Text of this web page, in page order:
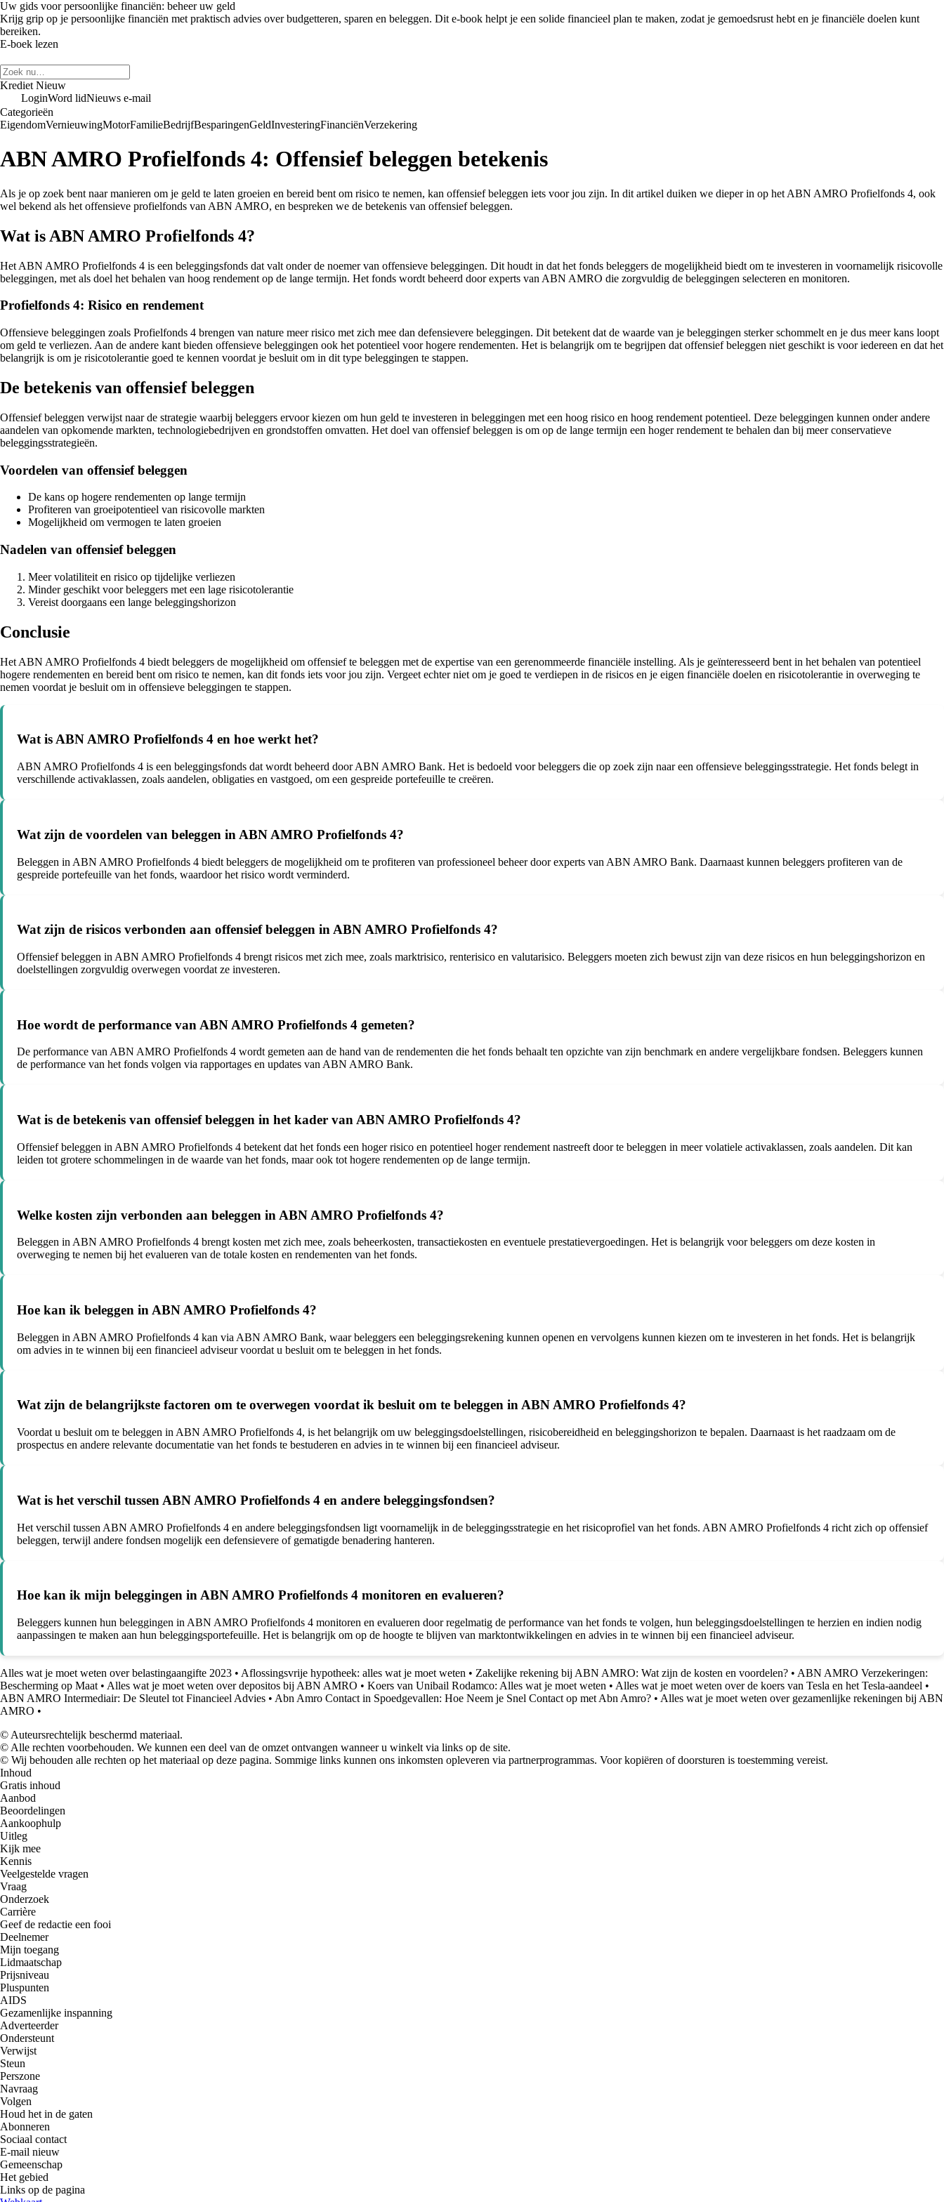
Uw gids voor persoonlijke financiën: beheer uw geld
Krijg grip op je persoonlijke financiën met praktisch advies over budgetteren, sparen en beleggen. Dit e-book helpt je een solide financieel plan te maken, zodat je gemoedsrust hebt en je financiële doelen kunt
bereiken.
E-boek lezen
Krediet Nieuw
LoginWord lidNieuws e-mail
Categorieën
EigendomVernieuwingMotorFamilieBedrijfBesparingenGeldInvesteringFinanciënVerzekering
ABN AMRO Profielfonds 4: Offensief beleggen betekenis
Als je op zoek bent naar manieren om je geld te laten groeien en bereid bent om risico te nemen, kan offensief beleggen iets voor jou zijn. In dit artikel duiken we dieper in op het ABN AMRO Profielfonds 4, ook
wel bekend als het offensieve profielfonds van ABN AMRO, en bespreken we de betekenis van offensief beleggen.
Wat is ABN AMRO Profielfonds 4?
Het ABN AMRO Profielfonds 4 is een beleggingsfonds dat valt onder de noemer van offensieve beleggingen. Dit houdt in dat het fonds beleggers de mogelijkheid biedt om te investeren in voornamelijk risicovolle
beleggingen, met als doel het behalen van hoog rendement op de lange termijn. Het fonds wordt beheerd door experts van ABN AMRO die zorgvuldig de beleggingen selecteren en monitoren.
Profielfonds 4: Risico en rendement
Offensieve beleggingen zoals Profielfonds 4 brengen van nature meer risico met zich mee dan defensievere beleggingen. Dit betekent dat de waarde van je beleggingen sterker schommelt en je dus meer kans loopt
om geld te verliezen. Aan de andere kant bieden offensieve beleggingen ook het potentieel voor hogere rendementen. Het is belangrijk om te begrijpen dat offensief beleggen niet geschikt is voor iedereen en dat het
belangrijk is om je risicotolerantie goed te kennen voordat je besluit om in dit type beleggingen te stappen.
De betekenis van offensief beleggen
Offensief beleggen verwijst naar de strategie waarbij beleggers ervoor kiezen om hun geld te investeren in beleggingen met een hoog risico en hoog rendement potentieel. Deze beleggingen kunnen onder andere
aandelen van opkomende markten, technologiebedrijven en grondstoffen omvatten. Het doel van offensief beleggen is om op de lange termijn een hoger rendement te behalen dan bij meer conservatieve
beleggingsstrategieën.
Voordelen van offensief beleggen
De kans op hogere rendementen op lange termijn
Profiteren van groeipotentieel van risicovolle markten
Mogelijkheid om vermogen te laten groeien
Nadelen van offensief beleggen
Meer volatiliteit en risico op tijdelijke verliezen
Minder geschikt voor beleggers met een lage risicotolerantie
Vereist doorgaans een lange beleggingshorizon
Conclusie
Het ABN AMRO Profielfonds 4 biedt beleggers de mogelijkheid om offensief te beleggen met de expertise van een gerenommeerde financiële instelling. Als je geïnteresseerd bent in het behalen van potentieel
hogere rendementen en bereid bent om risico te nemen, kan dit fonds iets voor jou zijn. Vergeet echter niet om je goed te verdiepen in de risicos en je eigen financiële doelen en risicotolerantie in overweging te
nemen voordat je besluit om in offensieve beleggingen te stappen.
Wat is ABN AMRO Profielfonds 4 en hoe werkt het?
ABN AMRO Profielfonds 4 is een beleggingsfonds dat wordt beheerd door ABN AMRO Bank. Het is bedoeld voor beleggers die op zoek zijn naar een offensieve beleggingsstrategie. Het fonds belegt in
verschillende activaklassen, zoals aandelen, obligaties en vastgoed, om een gespreide portefeuille te creëren.
Wat zijn de voordelen van beleggen in ABN AMRO Profielfonds 4?
Beleggen in ABN AMRO Profielfonds 4 biedt beleggers de mogelijkheid om te profiteren van professioneel beheer door experts van ABN AMRO Bank. Daarnaast kunnen beleggers profiteren van de
gespreide portefeuille van het fonds, waardoor het risico wordt verminderd.
Wat zijn de risicos verbonden aan offensief beleggen in ABN AMRO Profielfonds 4?
Offensief beleggen in ABN AMRO Profielfonds 4 brengt risicos met zich mee, zoals marktrisico, renterisico en valutarisico. Beleggers moeten zich bewust zijn van deze risicos en hun beleggingshorizon en
doelstellingen zorgvuldig overwegen voordat ze investeren.
Hoe wordt de performance van ABN AMRO Profielfonds 4 gemeten?
De performance van ABN AMRO Profielfonds 4 wordt gemeten aan de hand van de rendementen die het fonds behaalt ten opzichte van zijn benchmark en andere vergelijkbare fondsen. Beleggers kunnen
de performance van het fonds volgen via rapportages en updates van ABN AMRO Bank.
Wat is de betekenis van offensief beleggen in het kader van ABN AMRO Profielfonds 4?
Offensief beleggen in ABN AMRO Profielfonds 4 betekent dat het fonds een hoger risico en potentieel hoger rendement nastreeft door te beleggen in meer volatiele activaklassen, zoals aandelen. Dit kan
leiden tot grotere schommelingen in de waarde van het fonds, maar ook tot hogere rendementen op de lange termijn.
Welke kosten zijn verbonden aan beleggen in ABN AMRO Profielfonds 4?
Beleggen in ABN AMRO Profielfonds 4 brengt kosten met zich mee, zoals beheerkosten, transactiekosten en eventuele prestatievergoedingen. Het is belangrijk voor beleggers om deze kosten in
overweging te nemen bij het evalueren van de totale kosten en rendementen van het fonds.
Hoe kan ik beleggen in ABN AMRO Profielfonds 4?
Beleggen in ABN AMRO Profielfonds 4 kan via ABN AMRO Bank, waar beleggers een beleggingsrekening kunnen openen en vervolgens kunnen kiezen om te investeren in het fonds. Het is belangrijk
om advies in te winnen bij een financieel adviseur voordat u besluit om te beleggen in het fonds.
Wat zijn de belangrijkste factoren om te overwegen voordat ik besluit om te beleggen in ABN AMRO Profielfonds 4?
Voordat u besluit om te beleggen in ABN AMRO Profielfonds 4, is het belangrijk om uw beleggingsdoelstellingen, risicobereidheid en beleggingshorizon te bepalen. Daarnaast is het raadzaam om de
prospectus en andere relevante documentatie van het fonds te bestuderen en advies in te winnen bij een financieel adviseur.
Wat is het verschil tussen ABN AMRO Profielfonds 4 en andere beleggingsfondsen?
Het verschil tussen ABN AMRO Profielfonds 4 en andere beleggingsfondsen ligt voornamelijk in de beleggingsstrategie en het risicoprofiel van het fonds. ABN AMRO Profielfonds 4 richt zich op offensief
beleggen, terwijl andere fondsen mogelijk een defensievere of gematigde benadering hanteren.
Hoe kan ik mijn beleggingen in ABN AMRO Profielfonds 4 monitoren en evalueren?
Beleggers kunnen hun beleggingen in ABN AMRO Profielfonds 4 monitoren en evalueren door regelmatig de performance van het fonds te volgen, hun beleggingsdoelstellingen te herzien en indien nodig
aanpassingen te maken aan hun beleggingsportefeuille. Het is belangrijk om op de hoogte te blijven van marktontwikkelingen en advies in te winnen bij een financieel adviseur.
Alles wat je moet weten over belastingaangifte 2023 • Aflossingsvrije hypotheek: alles wat je moet weten • Zakelijke rekening bij ABN AMRO: Wat zijn de kosten en voordelen? • ABN AMRO Verzekeringen:
Bescherming op Maat • Alles wat je moet weten over depositos bij ABN AMRO • Koers van Unibail Rodamco: Alles wat je moet weten • Alles wat je moet weten over de koers van Tesla en het Tesla-aandeel •
ABN AMRO Intermediair: De Sleutel tot Financieel Advies • Abn Amro Contact in Spoedgevallen: Hoe Neem je Snel Contact op met Abn Amro? • Alles wat je moet weten over gezamenlijke rekeningen bij ABN
AMRO •
© Auteursrechtelijk beschermd materiaal.
© Alle rechten voorbehouden. We kunnen een deel van de omzet ontvangen wanneer u winkelt via links op de site.
© Wij behouden alle rechten op het materiaal op deze pagina. Sommige links kunnen ons inkomsten opleveren via partnerprogrammas. Voor kopiëren of doorsturen is toestemming vereist.
Inhoud
Gratis inhoud
Aanbod
Beoordelingen
Aankoophulp
Uitleg
Kijk mee
Kennis
Veelgestelde vragen
Vraag
Onderzoek
Carrière
Geef de redactie een fooi
Deelnemer
Mijn toegang
Lidmaatschap
Prijsniveau
Pluspunten
AIDS
Gezamenlijke inspanning
Adverteerder
Ondersteunt
Verwijst
Steun
Perszone
Navraag
Volgen
Houd het in de gaten
Abonneren
Sociaal contact
E-mail nieuw
Gemeenschap
Het gebied
Links op de pagina